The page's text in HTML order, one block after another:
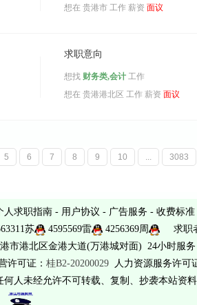
想在 贵港市 工作 薪资 面议
求职意向
想找 财务类,会计 工作
想在 贵港港北区 工作 薪资 面议
5 6 7 8 9 10 3083
人求职指南 - 用户协议 - 广告服务 - 收费标准
苏
4595569雷 4256369周
求职者
市港北区金港大道(万港城对面) 24小时服务
许可证： 桂B2-20200029 人力资源服务许可
人未经允许不可转载、复制、抄袭本站资